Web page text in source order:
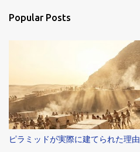
s
Popular Posts
ピラミッドが実際に建てられた理由